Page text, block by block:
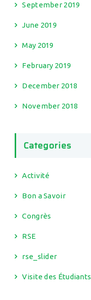
September 2019
June 2019
May 2019
February 2019
December 2018
November 2018
Categories
Activité
Bon a Savoir
Congrès
RSE
rse_slider
Visite des Étudiants